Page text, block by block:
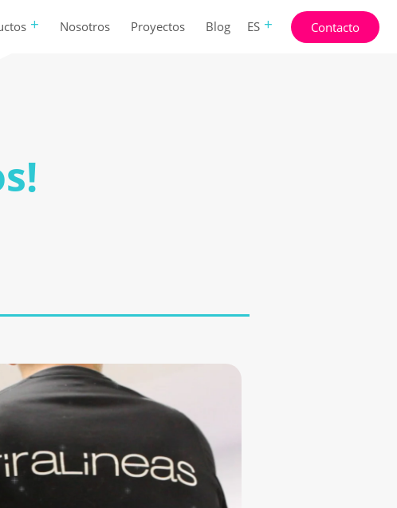
Nosotros Proyectos Blog ES Contacto